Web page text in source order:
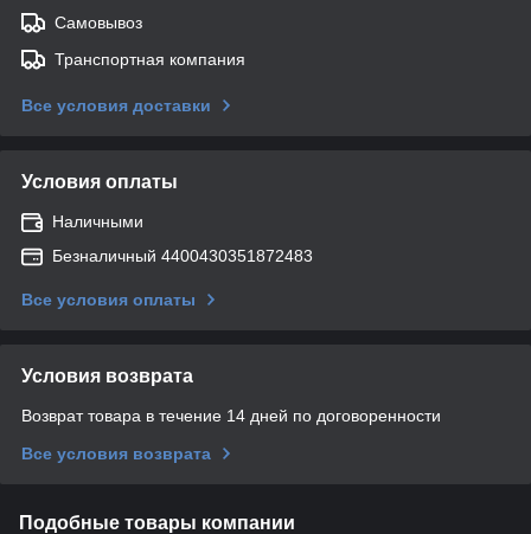
Самовывоз
Транспортная компания
Все условия доставки
Условия оплаты
Наличными
Безналичный 4400430351872483
Все условия оплаты
Условия возврата
Возврат товара в течение 14 дней по договоренности
Все условия возврата
Подобные товары компании